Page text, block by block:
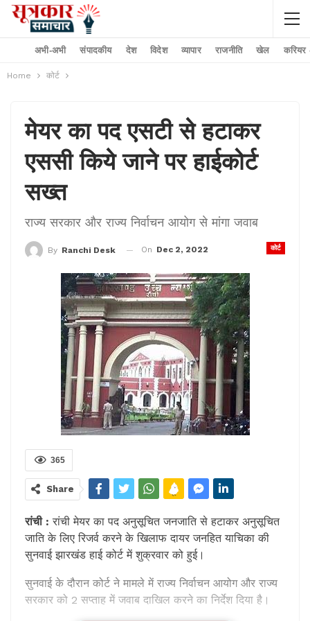
अभी-अभी संपादकीय देश विदेश व्यापार राजनीति खेल करियर
Home कोर्ट
मेयर का पद एसटी से हटाकर
एससी किये जाने पर हाईकोर्ट
सख्त
राज्य सरकार और राज्य निर्वाचन आयोग से मांगा जवाब
कोर्ट
By Ranchi Desk On Dec 2, 2022
365
Share
रांची : रांची मेयर का पद अनुसूचित जनजाति से हटाकर अनुसूचित
जाति के लिए रिजर्व करने के खिलाफ दायर जनहित याचिका की
सुनवाई झारखंड हाई कोर्ट में शुक्रवार को हुई।
सुनवाई के दौरान कोर्ट ने मामले में राज्य निर्वाचन आयोग और राज्य
सरकार को 2 सप्ताह में जवाब दाखिल करने का निर्देश दिया है।